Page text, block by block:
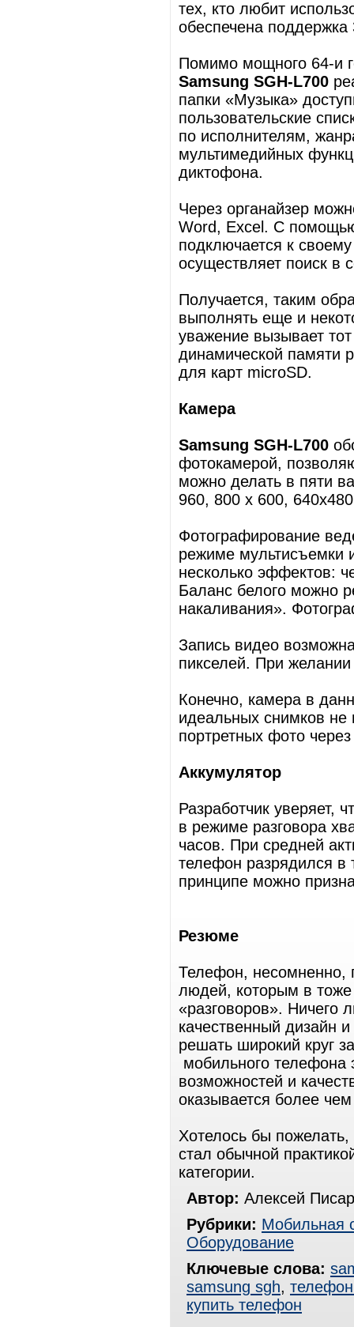
тех, кто любит
обеспечена
Помимо мощного 64-и
Samsung SGH-L700
папки «Музыка»
пользовательские
по исполнителям,
мультимедийных
диктофона.
Через органайзер
Word, Excel. С
подключается к
осуществляет поиск в
Получается, таким
выполнять еще и
уважение вызывает
динамической памяти
для карт microSD.
Камера
Samsung SGH-L700
фотокамерой,
можно делать в пяти
960, 800 х 600,
Фотографирование
режиме мультисъемки
несколько эффектов:
Баланс белого можно
накаливания».
Запись видео
пикселей. При
Конечно, камера в
идеальных снимков
портретных фото
Аккумулятор
Разработчик уверяет,
в режиме разговора
часов. При средней
телефон разрядился в
принципе можно
Резюме
Телефон, несомненно,
людей, которым в
«разговоров». Ничего
качественный дизайн
решать широкий круг
мобильного телефона
возможностей и
оказывается более
Хотелось бы
стал обычной
категории.
Автор: Алексей
Рубрики: Мобильная
Оборудование
Ключевые слова:
samsung sgh,
купить телефон